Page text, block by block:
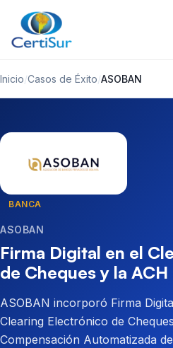
Inicio/Casos de Éxito/ASOBAN
BANCA
ASOBAN
Firma Digital en el
de Cheques y la
ASOBAN incorporó Firma
Clearing Electrónico de
Compensación Automatizada